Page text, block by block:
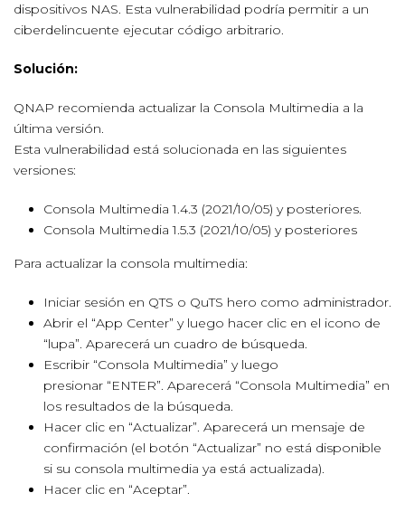
dispositivos NAS. Esta vulnerabilidad podría permitir a un
ciberdelincuente ejecutar código arbitrario.
Solución:
QNAP recomienda actualizar la Consola Multimedia a la
última versión.
Esta vulnerabilidad está solucionada en las siguientes
versiones:
Consola Multimedia 1.4.3 (2021/10/05) y posteriores.
Consola Multimedia 1.5.3 (2021/10/05) y posteriores
Para actualizar la consola multimedia:
Iniciar sesión en QTS o QuTS hero como administrador.
Abrir el “App Center” y luego hacer clic en el icono de
“lupa”. Aparecerá un cuadro de búsqueda.
Escribir “Consola Multimedia” y luego
presionar “ENTER”. Aparecerá “Consola Multimedia” en
los resultados de la búsqueda.
Hacer clic en “Actualizar”. Aparecerá un mensaje de
confirmación (el botón “Actualizar” no está disponible
si su consola multimedia ya está actualizada).
Hacer clic en “Aceptar”.